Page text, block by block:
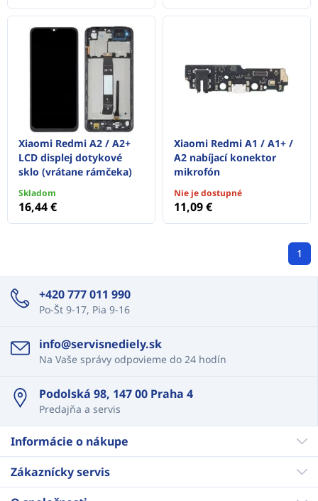
Xiaomi Redmi A2 / A2+
LCD displej dotykové
sklo (vrátane rámčeka)
Skladom
16,44 €
Xiaomi Redmi A1 / A1+ /
A2 nabíjací konektor
mikrofón
Nie je dostupné
11,09 €
1
+420 777 011 990
Po-Št 9-17, Pia 9-16
info@servisnediely.sk
Na Vaše správy odpovieme do 24 hodín
Podolská 98, 147 00 Praha 4
Predajňa a servis
Informácie o nákupe
Zákaznícky servis